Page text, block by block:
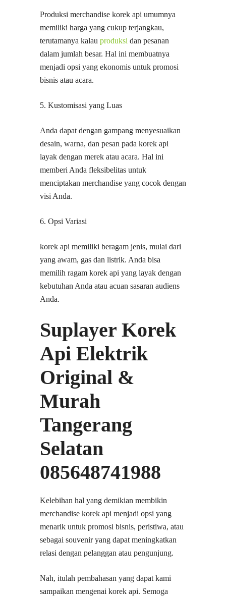
Produksi merchandise korek api umumnya
memiliki harga yang cukup terjangkau,
terutamanya kalau produksi dan pesanan
dalam jumlah besar. Hal ini membuatnya
menjadi opsi yang ekonomis untuk promosi
bisnis atau acara.
5. Kustomisasi yang Luas
Anda dapat dengan gampang menyesuaikan
desain, warna, dan pesan pada korek api
layak dengan merek atau acara. Hal ini
memberi Anda fleksibelitas untuk
menciptakan merchandise yang cocok dengan
visi Anda.
6. Opsi Variasi
korek api memiliki beragam jenis, mulai dari
yang awam, gas dan listrik. Anda bisa
memilih ragam korek api yang layak dengan
kebutuhan Anda atau acuan sasaran audiens
Anda.
Suplayer Korek
Api Elektrik
Original &
Murah
Tangerang
Selatan
085648741988
Kelebihan hal yang demikian membikin
merchandise korek api menjadi opsi yang
menarik untuk promosi bisnis, peristiwa, atau
sebagai souvenir yang dapat meningkatkan
relasi dengan pelanggan atau pengunjung.
Nah, itulah pembahasan yang dapat kami
sampaikan mengenai korek api. Semoga